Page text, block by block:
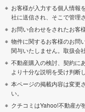
お客様が入力する個人情報
社に送信され、そこで管理
お問い合わせをされたお客
物件に関するお客様のお問
関与いたしません。取扱会
不動産購入の検討、契約に
より十分な説明を受け判断
本ページの掲載内容は変更
い。
クチコミはYahoo!不動産が